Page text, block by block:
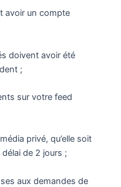
avoir un compte
doivent avoir été
;
sur votre feed
privé, qu’elle soit
de 2 jours ;
aux demandes de